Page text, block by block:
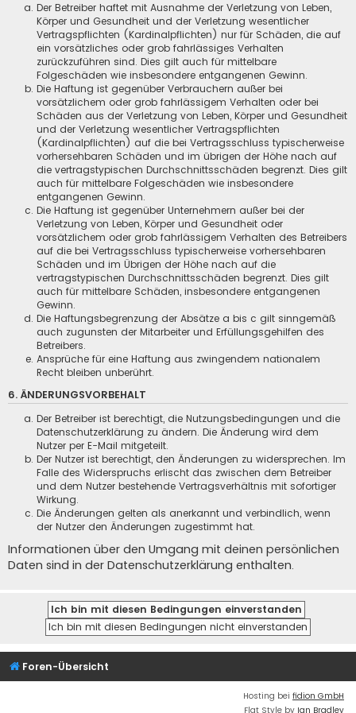
Der Betreiber haftet mit Ausnahme der Verletzung von Leben,
Körper und Gesundheit und der Verletzung wesentlicher
Vertragspflichten (Kardinalpflichten) nur für Schäden, die auf
ein vorsätzliches oder grob fahrlässiges Verhalten
zurückzuführen sind. Dies gilt auch für mittelbare
Folgeschäden wie insbesondere entgangenen Gewinn.
Die Haftung ist gegenüber Verbrauchern außer bei
vorsätzlichem oder grob fahrlässigem Verhalten oder bei
Schäden aus der Verletzung von Leben, Körper und Gesundheit
und der Verletzung wesentlicher Vertragspflichten
(Kardinalpflichten) auf die bei Vertragsschluss typischerweise
vorhersehbaren Schäden und im übrigen der Höhe nach auf
die vertragstypischen Durchschnittsschäden begrenzt. Dies gilt
auch für mittelbare Folgeschäden wie insbesondere
entgangenen Gewinn.
Die Haftung ist gegenüber Unternehmern außer bei der
Verletzung von Leben, Körper und Gesundheit oder
vorsätzlichem oder grob fahrlässigem Verhalten des Betreibers
auf die bei Vertragsschluss typischerweise vorhersehbaren
Schäden und im Übrigen der Höhe nach auf die
vertragstypischen Durchschnittsschäden begrenzt. Dies gilt
auch für mittelbare Schäden, insbesondere entgangenen
Gewinn.
Die Haftungsbegrenzung der Absätze a bis c gilt sinngemäß
auch zugunsten der Mitarbeiter und Erfüllungsgehilfen des
Betreibers.
Ansprüche für eine Haftung aus zwingendem nationalem
Recht bleiben unberührt.
6. ÄNDERUNGSVORBEHALT
Der Betreiber ist berechtigt, die Nutzungsbedingungen und die
Datenschutzerklärung zu ändern. Die Änderung wird dem
Nutzer per E-Mail mitgeteilt.
Der Nutzer ist berechtigt, den Änderungen zu widersprechen. Im
Falle des Widerspruchs erlischt das zwischen dem Betreiber
und dem Nutzer bestehende Vertragsverhältnis mit sofortiger
Wirkung.
Die Änderungen gelten als anerkannt und verbindlich, wenn
der Nutzer den Änderungen zugestimmt hat.
Informationen über den Umgang mit deinen persönlichen
Daten sind in der Datenschutzerklärung enthalten.
Foren-Übersicht
Hosting bei fidion GmbH
Flat Style by Ian Bradley